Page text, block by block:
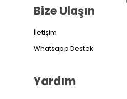
Bize Ulaşın
İletişim
Whatsapp Destek
Yardım